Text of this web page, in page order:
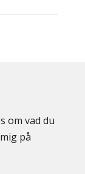
om vad du
på